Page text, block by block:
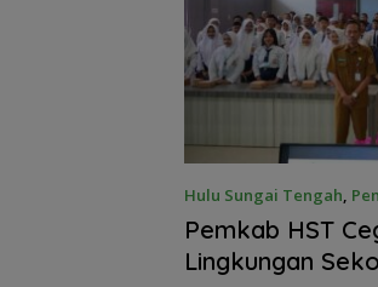
Hulu Sungai Tengah
Pemkab HST
Lingkungan